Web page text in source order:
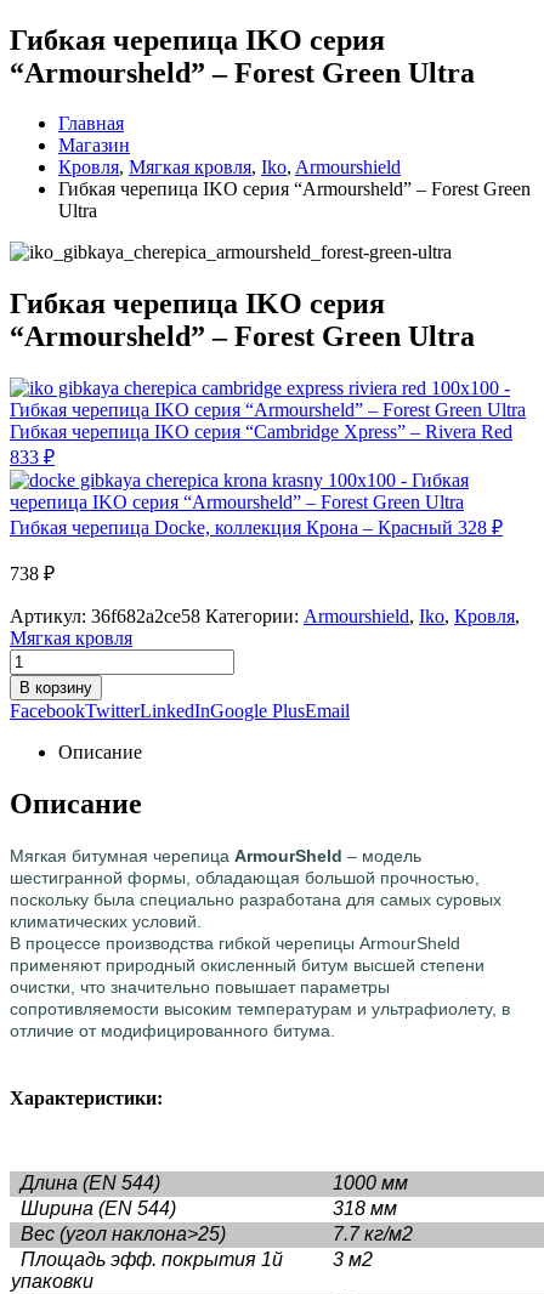
Гибкая черепица IKO серия
“Armoursheld” – Forest Green Ultra
Главная
Магазин
Кровля, Мягкая кровля, Iko, Armourshield
Гибкая черепица IKO серия “Armoursheld” – Forest Green
Ultra
Гибкая черепица IKO серия
“Armoursheld” – Forest Green Ultra
Гибкая черепица IKO серия “Cambridge Xpress” – Rivera Red
833 ₽
Гибкая черепица Docke, коллекция Крона – Красный 328 ₽
738 ₽
Артикул: 36f682a2ce58 Категории: Armourshield, Iko, Кровля,
Мягкая кровля
В корзину
FacebookTwitterLinkedInGoogle PlusEmail
Описание
Описание
Мягкая битумная черепица ArmourSheld – модель
шестигранной формы, обладающая большой прочностью,
поскольку была специально разработана для самых суровых
климатических условий.
В процессе производства гибкой черепицы ArmourSheld
применяют природный окисленный битум высшей степени
очистки, что значительно повышает параметры
сопротивляемости высоким температурам и ультрафиолету, в
отличие от модифицированного битума.
Характеристики:
Длина (EN 544)
1000 мм
Ширина (EN 544)
318 мм
Вес (угол наклона>25)
7.7 кг/м2
Площадь эфф. покрытия 1й
упаковки
3 м2